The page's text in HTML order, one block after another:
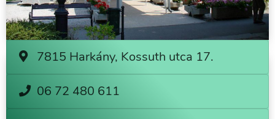
7815 Harkány, Kossuth utca 17.
06 72 480 611